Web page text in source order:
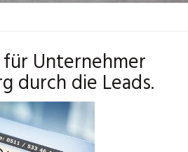
Unternehmer
durch die Leads.